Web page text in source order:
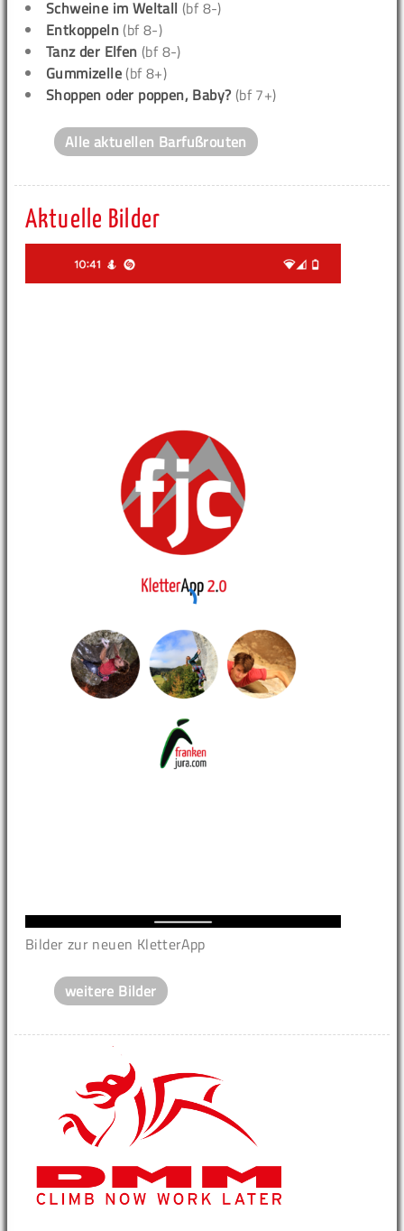
Schweine im Weltall (bf 8-)
Entkoppeln (bf 8-)
Tanz der Elfen (bf 8-)
Gummizelle (bf 8+)
Shoppen oder poppen, Baby? (bf 7+)
Alle aktuellen Barfußrouten
Aktuelle Bilder
Bilder zur neuen KletterApp
weitere Bilder